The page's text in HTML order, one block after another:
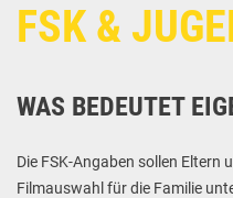
WEITER
FSK &
WAS BEDEUTET
Die FSK-Angaben sollen Eltern
Filmauswahl für die Familie